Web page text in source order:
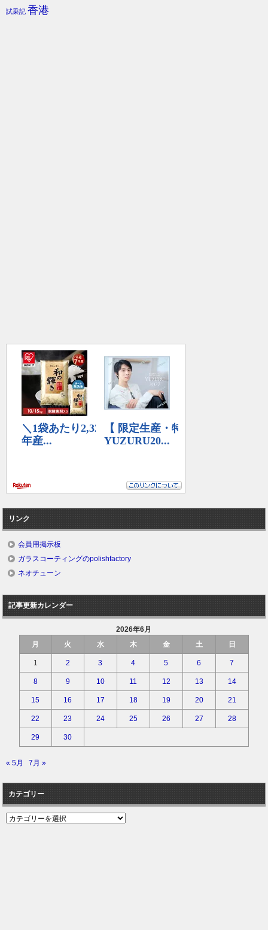
試乗記 香港
リンク
会員用掲示板
ガラスコーティングのpolishfactory
ネオチューン
記事更新カレンダー
2026年6月
月
火 水 木 金 土 日
1 2 3 4 5 6 7
8 9 10 11 12 13 14
15 16 17 18 19 20 21
22 23 24 25 26 27 28
29 30
« 5月 7月 »
カテゴリー
カ